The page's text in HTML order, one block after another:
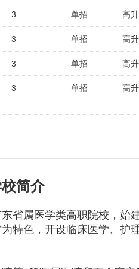
3 单招 高
3 单招 高
3 单招 高
3 单招 高
简介
省属医学类高职院校，始
特色，开设临床医学、护